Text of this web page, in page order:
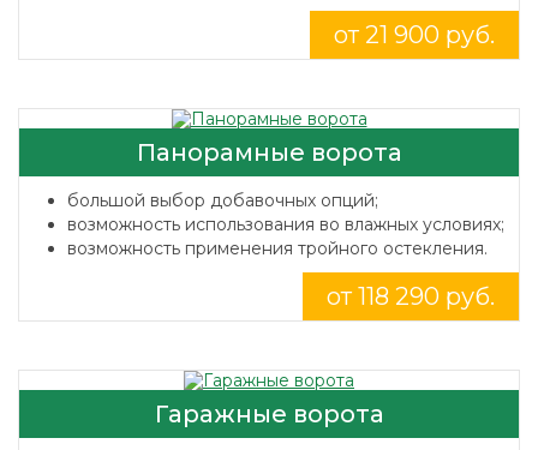
от 21 900 руб.
Панорамные ворота
большой выбор добавочных опций;
возможность использования во влажных условиях;
возможность применения тройного остекления.
от 118 290 руб.
Гаражные ворота